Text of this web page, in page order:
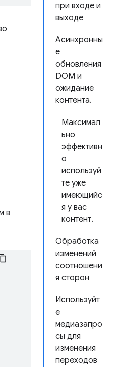
при входе и
выходе
Асинхронны
е
обновления
DOM и
ожидание
контента.
Максимал
ьно
эффективн
о
используй
те уже
имеющийс
я у вас
контент.
Обработка
изменений
соотношени
я сторон
Используйт
е
медиазапро
сы для
изменения
переходов
в